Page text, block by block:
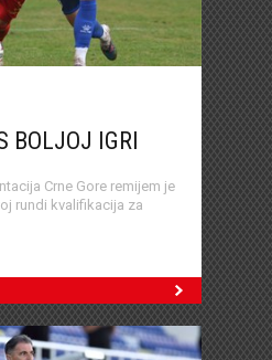
BOLJOJ IGRI
Crne Gore remijem je
rundi kvalifikacija za